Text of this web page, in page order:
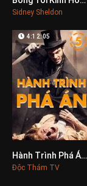
Sidney Sheldon
0
4:12:05
Hành Trình Phá Án 5
Độc Thám TV